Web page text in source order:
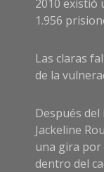
2010 existió
1.956
Las claras
de la
Después
Jackeline
una gira por
dentro del